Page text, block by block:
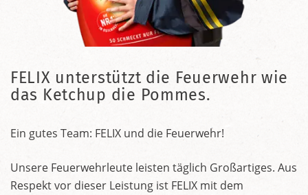
FELIX unterstützt die Feuerwehr wie
das Ketchup die Pommes.
Ein gutes Team: FELIX und die Feuerwehr!
Unsere Feuerwehrleute leisten täglich Großartiges. Aus
Respekt vor dieser Leistung ist FELIX mit dem